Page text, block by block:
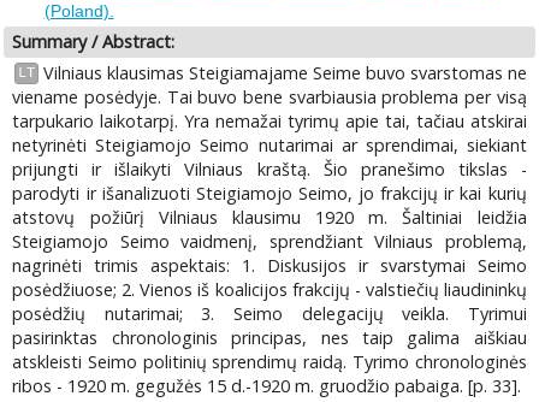
(Poland).
Summary / Abstract:
LT Vilniaus klausimas Steigiamajame Seime buvo svarstomas ne
viename posėdyje. Tai buvo bene svarbiausia problema per visą
tarpukario laikotarpį. Yra nemažai tyrimų apie tai, tačiau atskirai
netyrinėti Steigiamojo Seimo nutarimai ar sprendimai, siekiant
prijungti ir išlaikyti Vilniaus kraštą. Šio pranešimo tikslas -
parodyti ir išanalizuoti Steigiamojo Seimo, jo frakcijų ir kai kurių
atstovų požiūrį Vilniaus klausimu 1920 m. Šaltiniai leidžia
Steigiamojo Seimo vaidmenį, sprendžiant Vilniaus problemą,
nagrinėti trimis aspektais: 1. Diskusijos ir svarstymai Seimo
posėdžiuose; 2. Vienos iš koalicijos frakcijų - valstiečių liaudininkų
posėdžių nutarimai; 3. Seimo delegacijų veikla. Tyrimui
pasirinktas chronologinis principas, nes taip galima aiškiau
atskleisti Seimo politinių sprendimų raidą. Tyrimo chronologinės
ribos - 1920 m. gegužės 15 d.-1920 m. gruodžio pabaiga. [p. 33].